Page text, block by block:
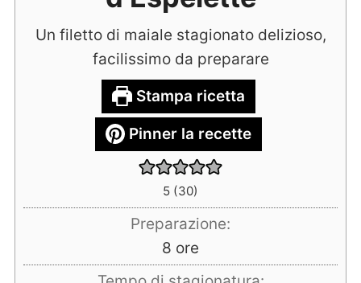
Un filetto di maiale stagionato delizioso,
facilissimo da preparare
Stampa ricetta
Pinner la recette
5 (30)
Preparazione:
8 ore
ore